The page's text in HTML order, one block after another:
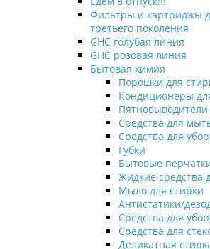
Фильтры и картриджы
третьего поколения
GHC голубая линия
GHC розовая линия
Бытовая химия
Порошки для
Кондиционеры
Средства для
Средства для
Губки
Бытовые
Жидкие средства
Мыло для стирки
Антистатики/
Средства для
Средства для
Деликатная